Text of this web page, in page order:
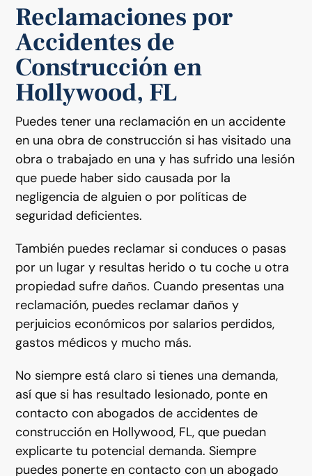
Reclamaciones por
Accidentes de
Construcción en
Hollywood, FL
Puedes tener una reclamación en un accidente
en una obra de construcción si has visitado una
obra o trabajado en una y has sufrido una lesión
que puede haber sido causada por la
negligencia de alguien o por políticas de
seguridad deficientes.
También puedes reclamar si conduces o pasas
por un lugar y resultas herido o tu coche u otra
propiedad sufre daños. Cuando presentas una
reclamación, puedes reclamar daños y
perjuicios económicos por salarios perdidos,
gastos médicos y mucho más.
No siempre está claro si tienes una demanda,
así que si has resultado lesionado, ponte en
contacto con abogados de accidentes de
construcción en Hollywood, FL, que puedan
explicarte tu potencial demanda. Siempre
puedes ponerte en contacto con un abogado